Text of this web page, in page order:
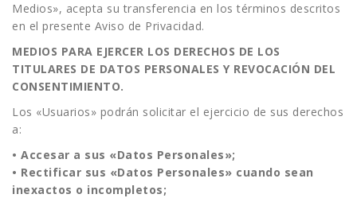
Medios», acepta su transferencia en los términos descritos
en el presente Aviso de Privacidad.
MEDIOS PARA EJERCER LOS DERECHOS DE LOS
TITULARES DE DATOS PERSONALES Y REVOCACIÓN DEL
CONSENTIMIENTO.
Los «Usuarios» podrán solicitar el ejercicio de sus derechos
a:
• Accesar a sus «Datos Personales»;
• Rectificar sus «Datos Personales» cuando sean
inexactos o incompletos;